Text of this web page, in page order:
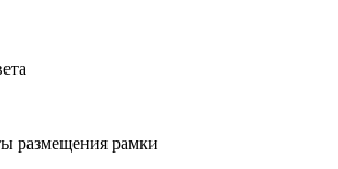
размещения рамки